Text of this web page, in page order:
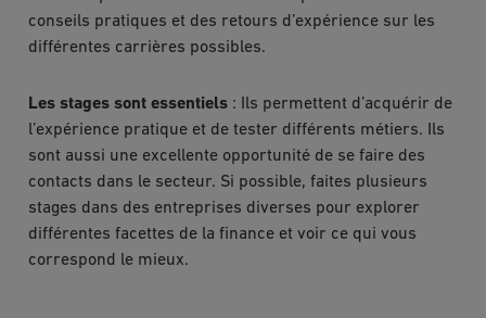
conseils pratiques et des retours d’expérience sur les
différentes carrières possibles.
Les stages sont essentiels : Ils permettent d’acquérir de
l’expérience pratique et de tester différents métiers. Ils
sont aussi une excellente opportunité de se faire des
contacts dans le secteur. Si possible, faites plusieurs
stages dans des entreprises diverses pour explorer
différentes facettes de la finance et voir ce qui vous
correspond le mieux.